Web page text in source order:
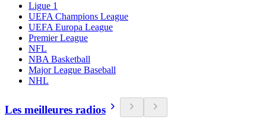
Ligue 1
UEFA Champions League
UEFA Europa League
Premier League
NFL
NBA Basketball
Major League Baseball
NHL
Les meilleures radios